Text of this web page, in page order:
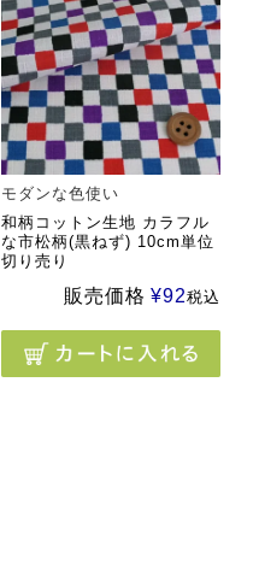
モダンな色使い
和柄コットン生地 カラフル
な市松柄(黒ねず) 10cm単位
切り売り
販売価格 ¥92税込